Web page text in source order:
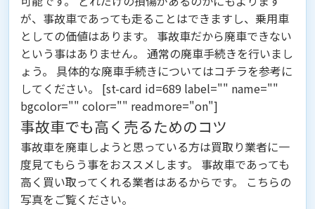
が、事故車であっても走ることはできますし、乗用車
としての価値はあります。 事故車だから廃車できない
という事はありません。 通常の廃車手続きを行いまし
ょう。 具体的な廃車手続きについてはコチラを参考に
してください。 [st-card id=689 label="" name=""
bgcolor="" color="" readmore="on"]
事故車でも高く売るためのコツ
事故車を廃車しようと思っている方は買取り業者に一
度見てもらう事をおススメします。 事故車であっても
高く買い取ってくれる業者はあるからです。
こちらの
写真をご覧ください。